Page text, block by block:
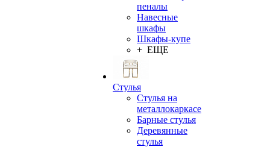
пеналы
Навесные
шкафы
Шкафы-купе
+ ЕЩЕ
Стулья
Стулья на
металлокаркасе
Барные стулья
Деревянные
стулья